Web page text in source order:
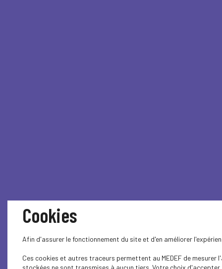
Cookies
Afin d'assurer le fonctionnement du site et d'en améliorer
Ces cookies et autres traceurs permettent au MEDEF de
stockées ne sont transmises à aucun tiers. Votre choix